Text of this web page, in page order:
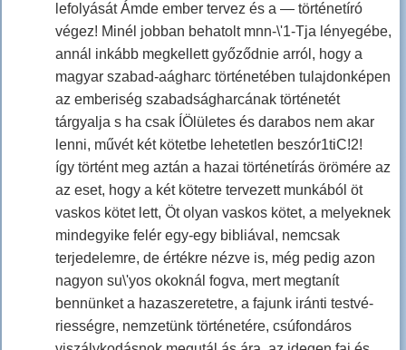
lefolyását Ámde ember tervez és a — történetíró
végez! Minél jobban behatolt mnn-\'1-Tja lényegébe,
annál inkább megkellett győződnie arról, hogy a
magyar szabad-aágharc történetében tulajdonképen
az emberiség szabadságharcának történetét
tárgyalja s ha csak ÍÖlületes és darabos nem akar
lenni, művét két kötetbe lehetetlen beszór1tiC!2!
így történt meg aztán a hazai történetírás örömére az
az eset, hogy a két kötetre tervezett munkából öt
vaskos kötet lett, Öt olyan vaskos kötet, a melyeknek
mindegyike felér egy-egy bibliával, nemcsak
terjedelemre, de értékre nézve is, még pedig azon
nagyon su\'yos okoknál fogva, mert megtanít
bennünket a hazaszeretetre, a fajunk iránti testvé-
riességre, nemzetünk történetére, csúfondáros